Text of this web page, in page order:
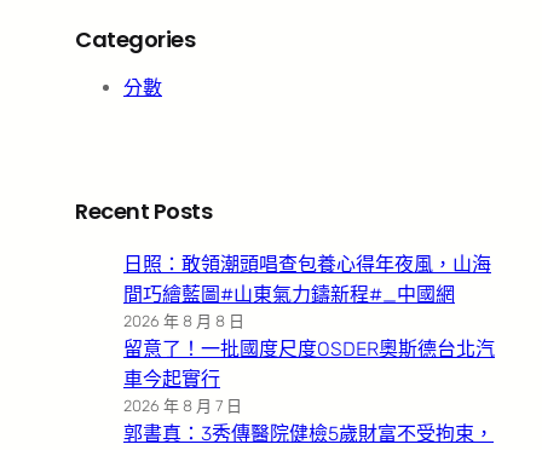
Categories
分數
Recent Posts
日照：敢領潮頭唱查包養心得年夜風，山海
間巧繪藍圖#山東氣力鑄新程#_中國網
2026 年 8 月 8 日
留意了！一批國度尺度OSDER奧斯德台北汽
車今起實行
2026 年 8 月 7 日
郭書真：3秀傳醫院健檢5歲財富不受拘束，